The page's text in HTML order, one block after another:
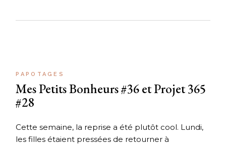
PAPOTAGES
Mes Petits Bonheurs #36 et Projet 365
#28
Cette semaine, la reprise a été plutôt cool. Lundi,
les filles étaient pressées de retourner à